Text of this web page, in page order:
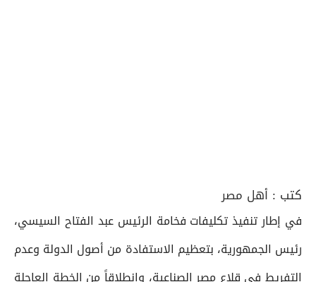
كتب : أهل مصر
في إطار تنفيذ تكليفات فخامة الرئيس عبد الفتاح السيسي،
رئيس الجمهورية، بتعظيم الاستفادة من أصول الدولة وعدم
التفريط في قلاع مصر الصناعية، وانطلاقاً من الخطة العاجلة